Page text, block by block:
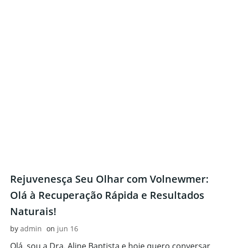
Rejuvenesça Seu Olhar com Volnewmer:
Olá à Recuperação Rápida e Resultados
Naturais!
by admin on jun 16